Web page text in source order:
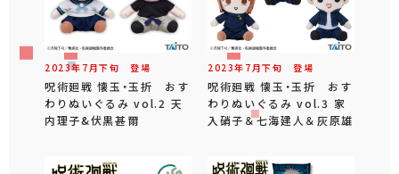
2023年 7 月下旬 登場
呪術廻戦 懐玉・玉折 おす
わりぬいぐるみ vol.2 天
内理子&伏黒甚爾
2023年 7 月下旬 登場
呪術廻戦 懐玉・玉折 おす
わりぬいぐるみ vol.3 家
入硝子＆七海建人＆灰原雄